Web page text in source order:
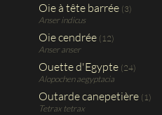
Oie à tête barrée (3)
Anser indicus
Oie cendrée (12)
Anser anser
Ouette d'Egypte (24)
Alopochen aegyptacia
Outarde canepetière (1)
Tetrax tetrax